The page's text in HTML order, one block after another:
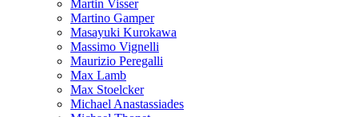
Martin Visser
Martino Gamper
Masayuki Kurokawa
Massimo Vignelli
Maurizio Peregalli
Max Lamb
Max Stoelcker
Michael Anastassiades